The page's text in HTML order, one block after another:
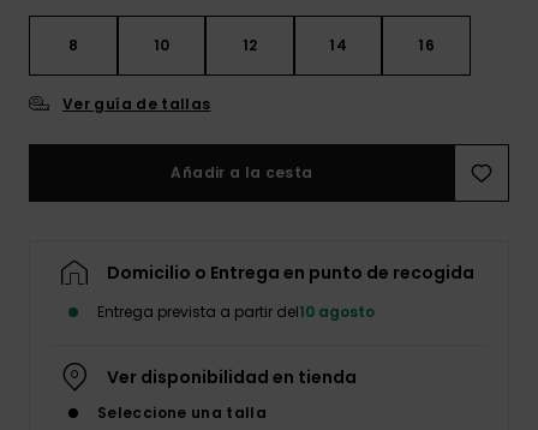
8 10 12 14 16
Ver guía de tallas
Añadir a la cesta
Domicilio o Entrega en punto de recogida
Entrega prevista a partir del10 agosto
Ver disponibilidad en tienda
Seleccione una talla